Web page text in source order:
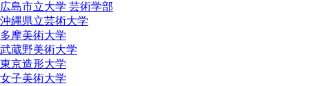
広島市立大学 芸術学部
沖縄県立芸術大学
多摩美術大学
武蔵野美術大学
東京造形大学
女子美術大学